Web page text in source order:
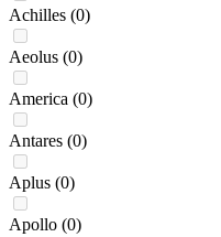
Achilles (0)
Aeolus (0)
America (0)
Antares (0)
Aplus (0)
Apollo (0)